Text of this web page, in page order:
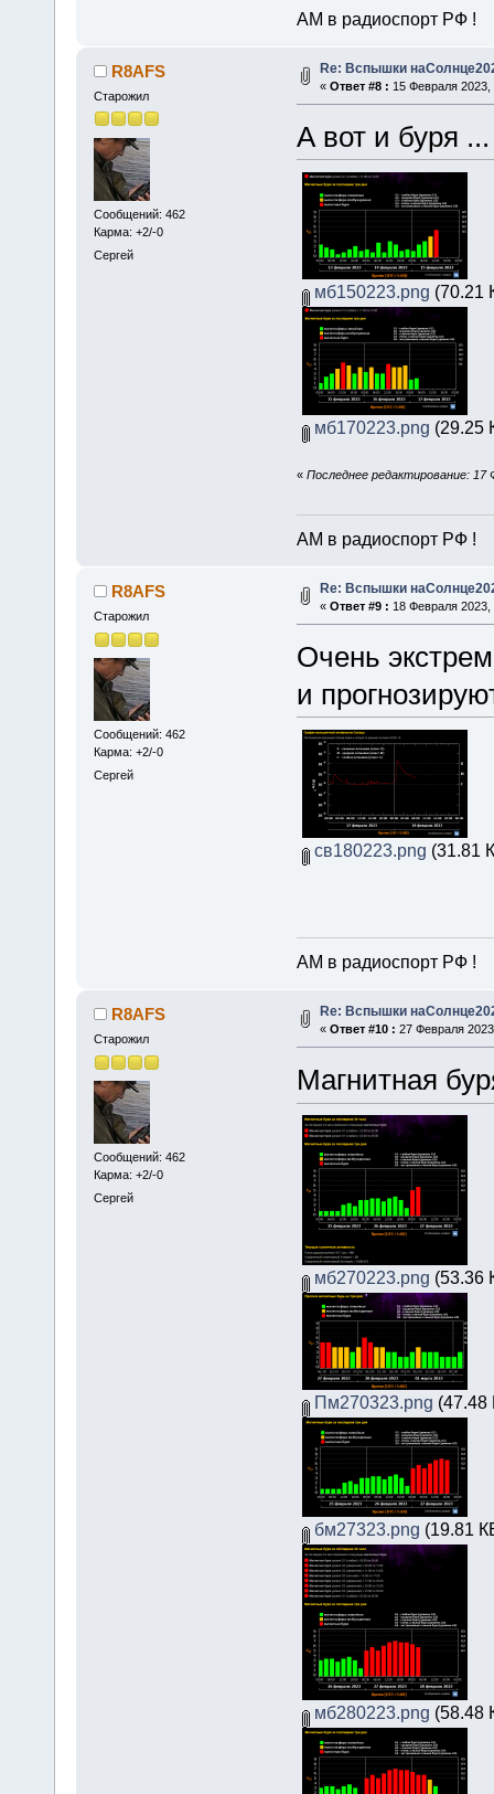
АМ в радиоспорт РФ !
R8AFS
Старожил
Сообщений: 462
Карма: +2/-0
Сергей
Re: Вспышки
« Ответ #8 : 15 Февраля 2023,
А вот и буря ...
мб150223.png (70.21
мб170223.png (29.25
« Последнее редактирование: 17
АМ в радиоспорт РФ !
R8AFS
Старожил
Сообщений: 462
Карма: +2/-0
Сергей
Re: Вспышки
« Ответ #9 : 18 Февраля 2023,
Очень
и
св180223.png (31.81
АМ в радиоспорт РФ !
R8AFS
Старожил
Сообщений: 462
Карма: +2/-0
Сергей
Re: Вспышки
« Ответ #10 : 27 Февраля
Магнитная
мб270223.png (53.36
Пм270323.png (47.48
бм27323.png (19.81
мб280223.png (58.48